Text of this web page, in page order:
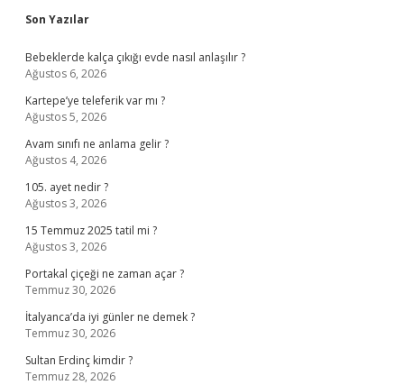
Sidebar
Son Yazılar
Bebeklerde kalça çıkığı evde nasıl anlaşılır ?
Ağustos 6, 2026
Kartepe’ye teleferik var mı ?
Ağustos 5, 2026
Avam sınıfı ne anlama gelir ?
Ağustos 4, 2026
105. ayet nedir ?
Ağustos 3, 2026
15 Temmuz 2025 tatil mi ?
Ağustos 3, 2026
Portakal çiçeği ne zaman açar ?
Temmuz 30, 2026
İtalyanca’da iyi günler ne demek ?
Temmuz 30, 2026
Sultan Erdinç kimdir ?
Temmuz 28, 2026